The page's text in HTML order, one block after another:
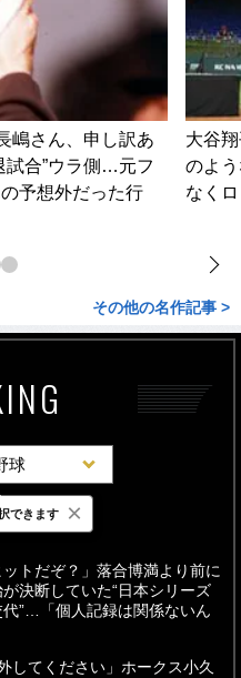
嶋さん、申し訳あ
試合”ウラ側…元フ
予想外だった行
大谷
のよ
なく
その他の名作記事 >
球
週間
ットだぞ？」落合博満より前に
決断していた“日本シリーズ
代”…「個人記録は関係ないん
してください」ホークス小久
できます ×